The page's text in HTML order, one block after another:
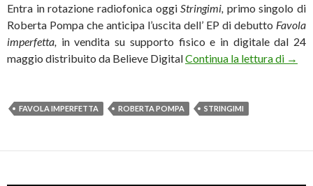
Entra in rotazione radiofonica oggi Stringimi, primo singolo di
Roberta Pompa che anticipa l’uscita dell’ EP di debutto Favola
imperfetta, in vendita su supporto fisico e in digitale dal 24
maggio distribuito da Believe DigitalContinua la lettura di →
FAVOLA IMPERFETTA ROBERTA POMPA STRINGIMI